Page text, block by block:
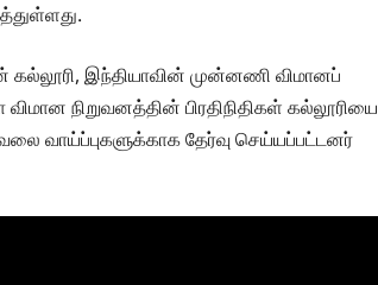
இந்தியாவின் முன்னணி விமானப்
நிறுவனத்தின் பிரதிநிதிகள் கல்லூரியை
வாய்ப்புகளுக்காக தேர்வு செய்யப்பட்டனர்